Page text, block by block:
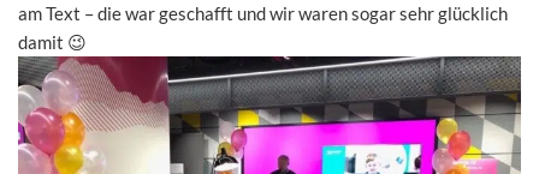
am Text – die war geschafft und wir waren sogar sehr glücklich
damit 😉